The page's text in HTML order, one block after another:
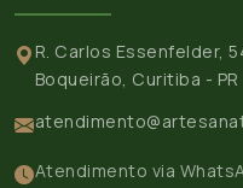
R. Carlos Essenfelder,
Boqueirão, Curitiba - PR
Atendimento via